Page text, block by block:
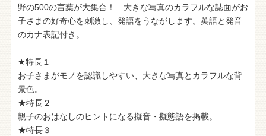
野の500の言葉が大集合！ 大きな写真のカラフルな誌面がお
子さまの好奇心を刺激し、発語をうながします。英語と発音
のカナ表記付き。
★特長１
お子さまがモノを認識しやすい、大きな写真とカラフルな背
景色。
★特長２
親子のおはなしのヒントになる擬音・擬態語を掲載。
★特長３